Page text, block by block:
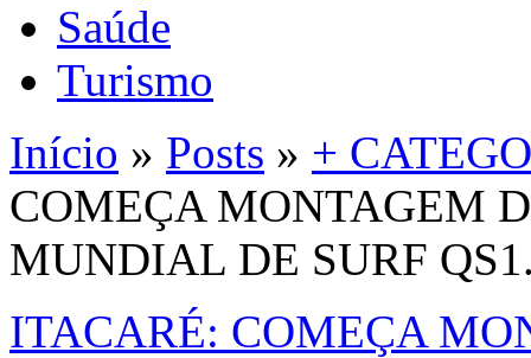
Saúde
Turismo
Início » Posts » +
COMEÇA MONTAGEM
MUNDIAL DE SURF
ITACARÉ: COMEÇA